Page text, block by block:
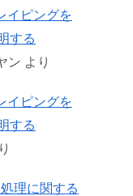
イピングを
する
ン より
イピングを
する
理に関する